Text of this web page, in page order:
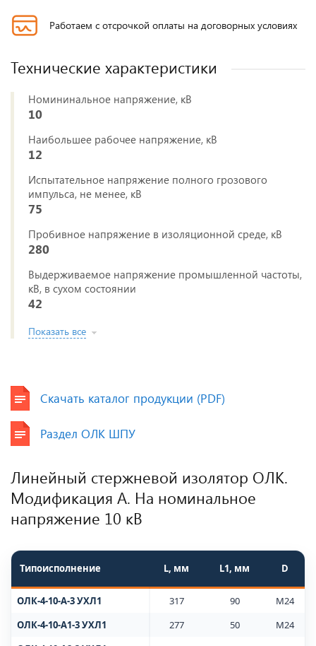
Работаем с отсрочкой оплаты на договорных условиях
Технические характеристики
Номининальное напряжение, кВ
10
Наибольшее рабочее напряжение, кВ
12
Испытательное напряжение полного грозового
импульса, не менее, кВ
75
Пробивное напряжение в изоляционной среде, кВ
280
Выдерживаемое напряжение промышленной частоты,
кВ, в сухом состоянии
42
Показать все
Скачать каталог продукции (PDF)
Раздел ОЛК ШПУ
Линейный стержневой изолятор ОЛК.
Модификация А. На номинальное
напряжение 10 кВ
Типоисполнение L, мм L1, мм D
ОЛК-4-10-А-3 УХЛ1 317 90
M24
ОЛК-4-10-А1-3 УХЛ1
277 50
M24